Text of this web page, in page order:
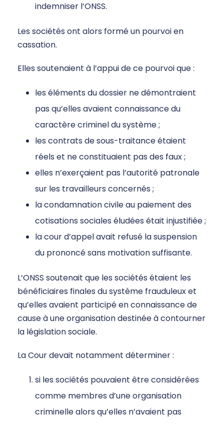
indemniser l’ONSS.
Les sociétés ont alors formé un pourvoi en
cassation.
Elles soutenaient à l’appui de ce pourvoi que :
les éléments du dossier ne démontraient
pas qu’elles avaient connaissance du
caractère criminel du système ;
les contrats de sous-traitance étaient
réels et ne constituaient pas des faux ;
elles n’exerçaient pas l’autorité patronale
sur les travailleurs concernés ;
la condamnation civile au paiement des
cotisations sociales éludées était injustifiée ;
la cour d’appel avait refusé la suspension
du prononcé sans motivation suffisante.
L’ONSS soutenait que les sociétés étaient les
bénéficiaires finales du système frauduleux et
qu’elles avaient participé en connaissance de
cause à une organisation destinée à contourner
la législation sociale.
La Cour devait notamment déterminer :
si les sociétés pouvaient être considérées
comme membres d’une organisation
criminelle alors qu’elles n’avaient pas